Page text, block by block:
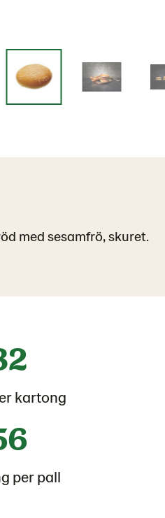
med sesamfrö, skuret.
kartong
per pall